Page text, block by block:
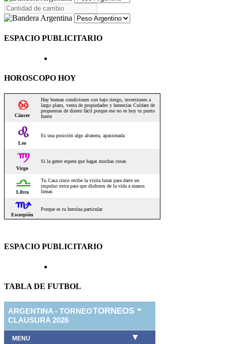
ESPACIO PUBLICITARIO
HOROSCOPO HOY
ESPACIO PUBLICITARIO
TABLA DE FUTBOL